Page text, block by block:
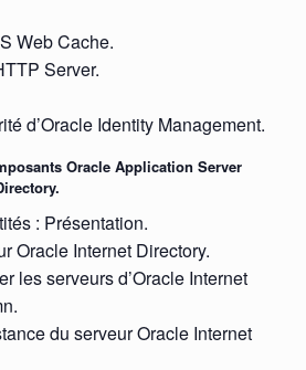
Web Cache.
Server.
d’Oracle Identity Management.
Oracle Application Server
: Présentation.
Oracle Internet Directory.
les serveurs d’Oracle Internet
du serveur Oracle Internet